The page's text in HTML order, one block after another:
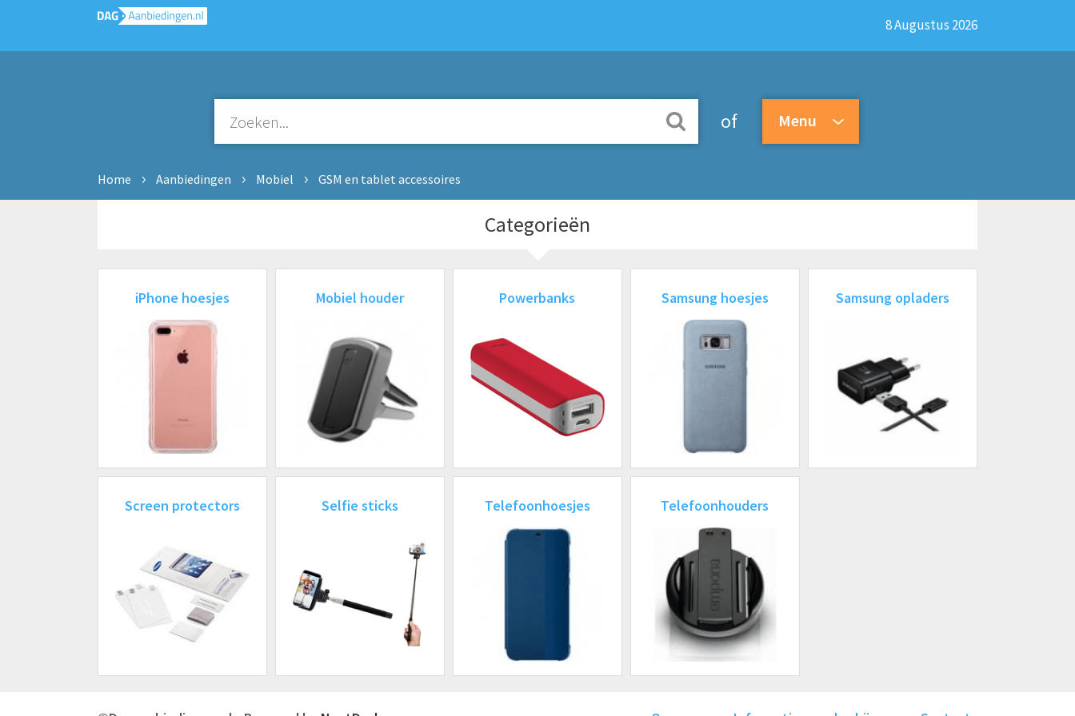
8 Augustus 2026
of Menu
Home Aanbiedingen Mobiel GSM en tablet accessoires
Categorieën
iPhone hoesjes Mobiel houder Powerbanks Samsung hoesjes Samsung opladers
Screen protectors Selfie sticks Telefoonhoesjes Telefoonhouders